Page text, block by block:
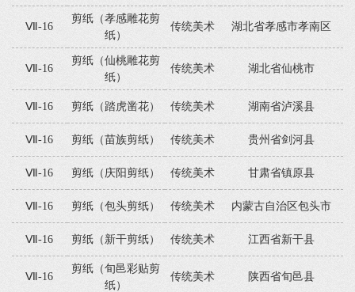
Ⅶ-16
剪纸（孝感雕花剪
纸）
传统美术 湖北省孝感市孝南区
Ⅶ-16
剪纸（仙桃雕花剪
纸）
传统美术 湖北省仙桃市
Ⅶ-16 剪纸（踏虎凿花） 传统美术 湖南省泸溪县
Ⅶ-16 剪纸（苗族剪纸） 传统美术 贵州省剑河县
Ⅶ-16 剪纸（庆阳剪纸） 传统美术 甘肃省镇原县
Ⅶ-16 剪纸（包头剪纸） 传统美术 内蒙古自治区包头市
Ⅶ-16 剪纸（新干剪纸） 传统美术 江西省新干县
Ⅶ-16
剪纸（旬邑彩贴剪
纸）
传统美术 陕西省旬邑县